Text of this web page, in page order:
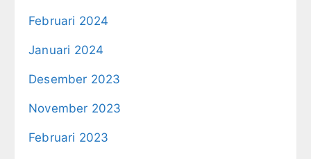
Februari 2024
Januari 2024
Desember 2023
November 2023
Februari 2023